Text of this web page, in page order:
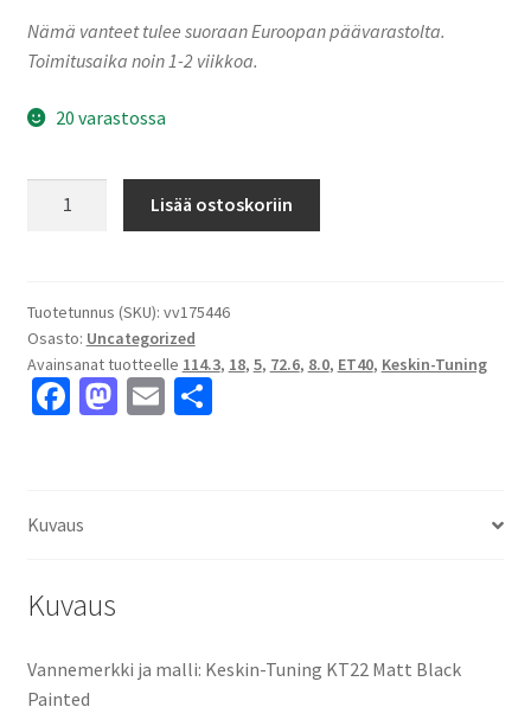
Nämä vanteet tulee suoraan Euroopan päävarastolta.
Toimitusaika noin 1-2 viikkoa.
20 varastossa
Black
Painted
8.0x18"
5x114.3
Lisää ostoskoriin
Tuotetunnus (SKU): vv175446
Osasto: Uncategorized
Avainsanat tuotteelle 114.3, 18, 5, 72.6, 8.0, ET40, Keskin-Tuning
Fa
o
M E S
Kuvaus
Kuvaus
Vannemerkki ja malli: Keskin-Tuning KT22 Matt Black
Painted